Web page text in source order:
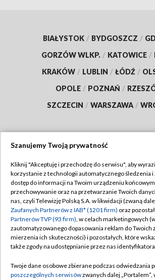
BIAŁYSTOK / BYDGOSZCZ /
GORZÓW WLKP. / KATOWICE /
KRAKÓW / LUBLIN / ŁÓDŹ /
OPOLE / POZNAŃ /
SZCZECIN / WARSZAWA /
TVP
Abonament TVP
Emisja w TVP
Centrum informacji TVP
Naziemna Telewizja Cyfrowa
Rada Programowa
Regulamin TVP
Polityka prywatności
Moje zgody
Pomoc
Kontakt
Szanujemy Twoją prywatność
Kliknij "Akceptuję i przechodzę do serwisu", aby
korzystanie z technologii automatycznego śledzenia i
dostęp do informacji na Twoim urządzeniu
przechowywanie oraz na przetwarzanie Twoich
nas, czyli Telewizję Polską S.A. w likwidacji (zwaną
Zaufanych Partnerów z IAB* (1201 firm) oraz
Partnerów TVP (93 firm), w celach marketingowych
zautomatyzowanego dopasowania reklam do Twoich
mierzenia ich skuteczności) i pozostałych, które
także zgody na udostępnianie przez nas identyfikatora
Twoje dane osobowe zbierane podczas odwiedzania
poszczególnych serwisówzwanych dalej